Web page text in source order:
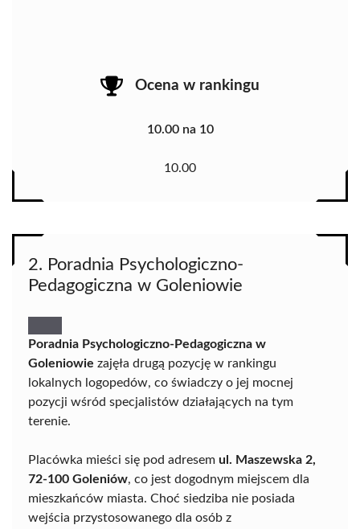
Ocena w rankingu
10.00 na 10
10.00
2. Poradnia Psychologiczno-
Pedagogiczna w Goleniowie
Poradnia Psychologiczno-Pedagogiczna w
Goleniowie zajęła drugą pozycję w rankingu
lokalnych logopedów, co świadczy o jej mocnej
pozycji wśród specjalistów działających na tym
terenie.
Placówka mieści się pod adresem ul. Maszewska 2,
72-100 Goleniów, co jest dogodnym miejscem dla
mieszkańców miasta. Choć siedziba nie posiada
wejścia przystosowanego dla osób z